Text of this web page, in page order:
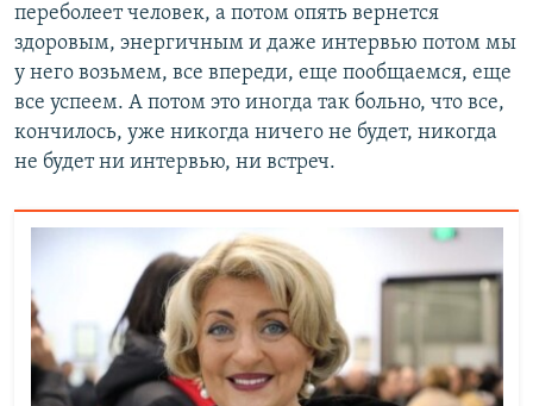
переболеет человек, а потом опять вернется
здоровым, энергичным и даже интервью потом мы
у него возьмем, все впереди, еще пообщаемся, еще
все успеем. А потом это иногда так больно, что все,
кончилось, уже никогда ничего не будет, никогда
не будет ни интервью, ни встреч.